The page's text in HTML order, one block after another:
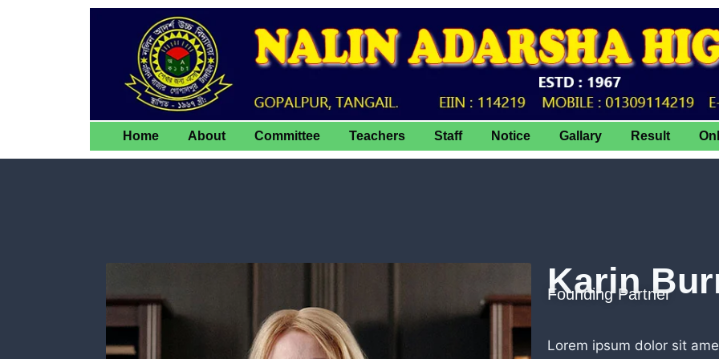
Home About Committee Teachers Staff Notice Gallary Result
Karin
Founding Partner
Lorem ipsum dolor sit